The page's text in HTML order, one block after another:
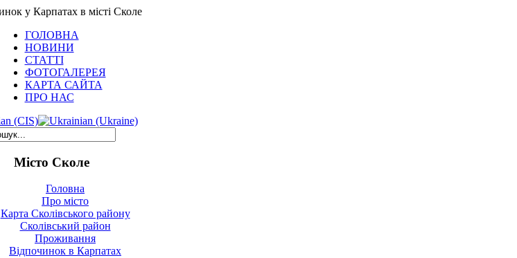
ГОЛОВНА
НОВИНИ
СТАТТІ
ФОТОГАЛЕРЕЯ
КАРТА САЙТА
ПРО НАС
Місто Сколе
Головна
Про місто
Карта Сколівського району
Сколівський район
Проживання
Відпочинок в Карпатах